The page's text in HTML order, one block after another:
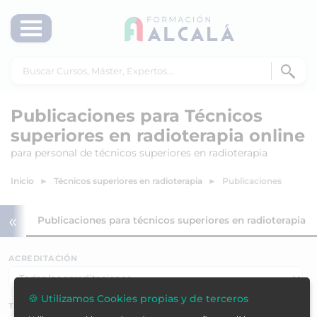
Publicaciones para Técnicos
superiores en radioterapia online
para personal de técnicos superiores en radioterapia
Inicio Técnicos superiores en radioterapia Publicaciones
« Publicaciones para técnicos superiores en radioterapia
ACREDITACIÓN
TEMÁTICAS
🍪 Utilizamos Cookies propias y de terceros